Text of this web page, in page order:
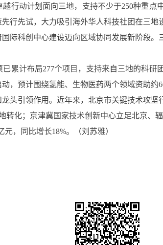
行动计划面向三地，支持不少于250种重
行先试，大力吸引海外华人科技社团在三地
际科创中心建设迈向区域协同发展新阶段
累计布局277个项目，支持来自三地的科
，预计围绕氢能、生物医药两个领域资助约
头引领作用。近年来，北京市关键技术攻
转化；京津冀国家技术创新中心立足北京
元，同比增长18%。（刘苏雅）